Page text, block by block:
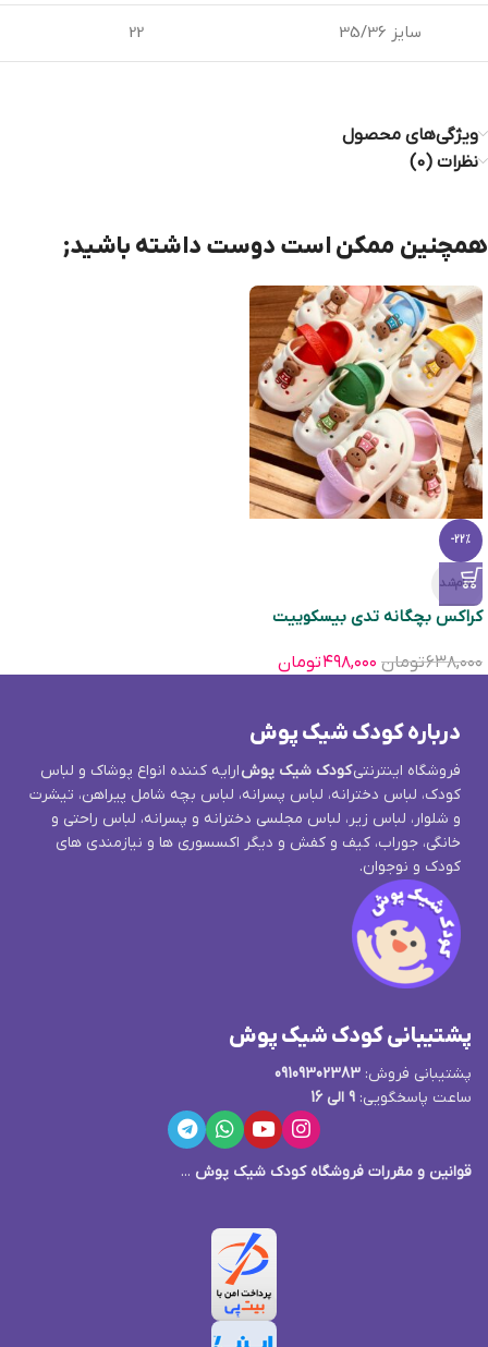
سایز 35/36 22
ویژگی‌های محصول
نظرات (0)
همچنین ممکن است دوست داشته باشید;
-22%
تمام‌شد
کراکس بچگانه تدی بیسکوییت
۶۳۸,۰۰۰تومان ۴۹۸,۰۰۰تومان
درباره کودک شیک پوش
فروشگاه اینترنتیکودک شیک پوشارایه کننده انواع پوشاک و لباس
کودک، لباس دخترانه، لباس پسرانه، لباس بچه شامل پیراهن، تیشرت
و شلوار، لباس زیر، لباس مجلسی دخترانه و پسرانه، لباس راحتی و
خانگی، جوراب، کیف و کفش و دیگر اکسسوری ها و نیازمندی های
کودک و نوجوان.
پشتیبانی کودک شیک پوش
پشتیبانی فروش: 09109302383
ساعت پاسخگویی: 9 الی 16
قوانین و مقررات فروشگاه کودک شیک پوش ...